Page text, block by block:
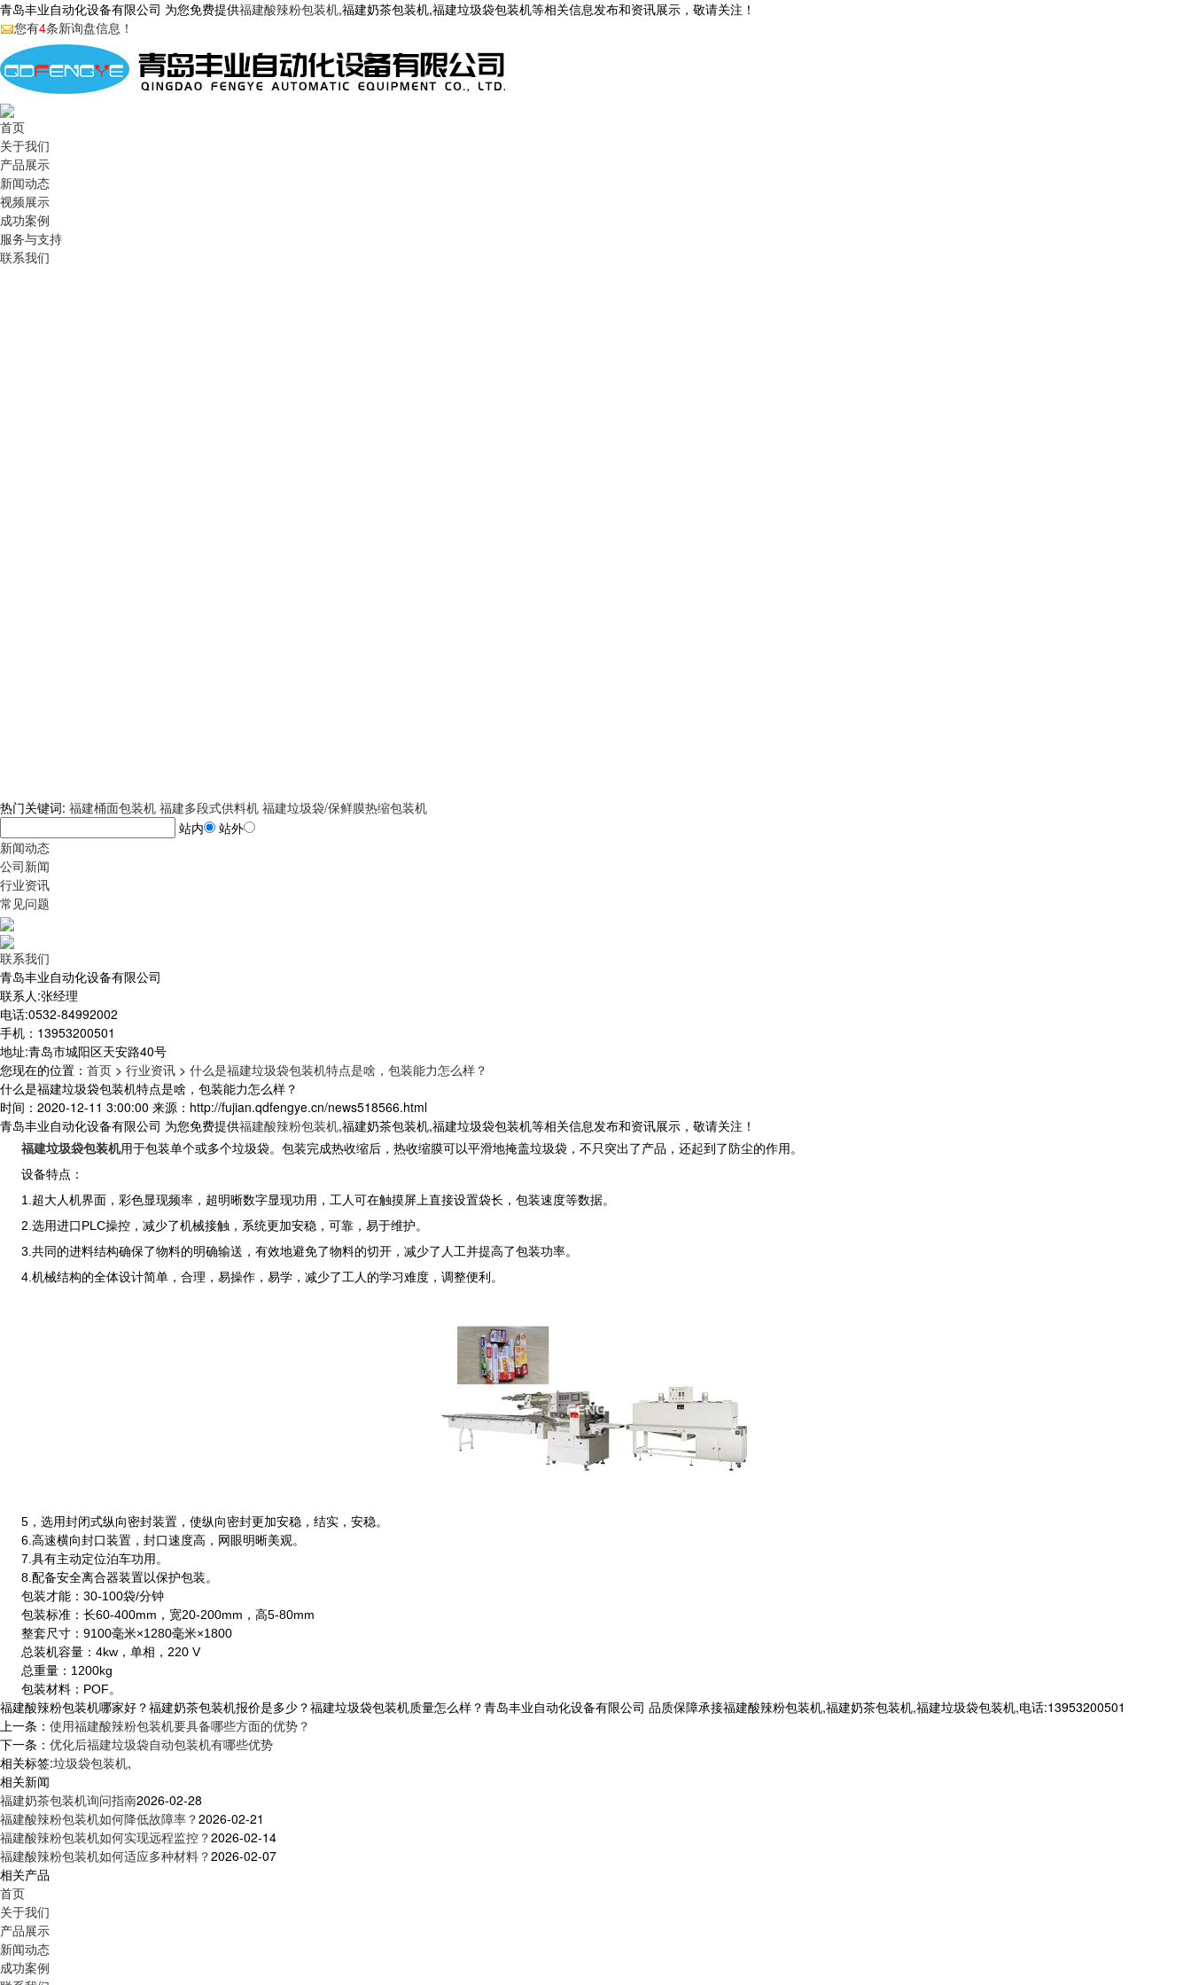
青岛丰业自动化设备有限公司 为您免费提供福建酸辣粉包装机,福建奶茶包装机,福建垃圾袋包装机等相关信息发布和资讯展示，敬请关注！
您有4条新询盘信息！
首页
关于我们
产品展示
新闻动态
视频展示
成功案例
服务与支持
联系我们
热门关键词: 福建桶面包装机 福建多段式供料机 福建垃圾袋/保鲜膜热缩包装机
站内
站外
新闻动态
公司新闻
行业资讯
常见问题
联系我们
青岛丰业自动化设备有限公司
联系人:张经理
电话:0532-84992002
手机：13953200501
地址:青岛市城阳区天安路40号
您现在的位置 ： 首页 > 行业资讯 > 什么是福建垃圾袋包装机特点是啥，包装能力怎么样？
什么是福建垃圾袋包装机特点是啥，包装能力怎么样？
时间：2020-12-11 3:00:00 来源：http://fujian.qdfengye.cn/news518566.html
青岛丰业自动化设备有限公司 为您免费提供福建酸辣粉包装机,福建奶茶包装机,福建垃圾袋包装机等相关信息发布和资讯展示，敬请关注！
福建垃圾袋包装机用于包装单个或多个垃圾袋。包装完成热收缩后，热收缩膜可以平滑地掩盖垃圾袋，不只突出了产品，还起到了防尘的作用。
设备特点：
1.超大人机界面，彩色显现频率，超明晰数字显现功用，工人可在触摸屏上直接设置袋长，包装速度等数据。
2.选用进口PLC操控，减少了机械接触，系统更加安稳，可靠，易于维护。
3.共同的进料结构确保了物料的明确输送，有效地避免了物料的切开，减少了人工并提高了包装功率。
4.机械结构的全体设计简单，合理，易操作，易学，减少了工人的学习难度，调整便利。
5，选用封闭式纵向密封装置，使纵向密封更加安稳，结实，安稳。
6.高速横向封口装置，封口速度高，网眼明晰美观。
7.具有主动定位泊车功用。
8.配备安全离合器装置以保护包装。
包装才能：30-100袋/分钟
包装标准：长60-400mm，宽20-200mm，高5-80mm
整套尺寸：9100毫米×1280毫米×1800
总装机容量：4kw，单相，220 V
总重量：1200kg
包装材料：POF。
福建酸辣粉包装机哪家好？福建奶茶包装机报价是多少？福建垃圾袋包装机质量怎么样？青岛丰业自动化设备有限公司 品质保障承接福建酸辣粉包装机,福建奶茶包装机,福建垃圾袋包装机,电话:13953200501
上一条： 使用福建酸辣粉包装机要具备哪些方面的优势？
下一条： 优化后福建垃圾袋自动包装机有哪些优势
相关标签:垃圾袋包装机,
相关新闻
福建奶茶包装机询问指南2026-02-28
福建酸辣粉包装机如何降低故障率？2026-02-21
福建酸辣粉包装机如何实现远程监控？2026-02-14
福建酸辣粉包装机如何适应多种材料？2026-02-07
相关产品
首页
关于我们
产品展示
新闻动态
成功案例